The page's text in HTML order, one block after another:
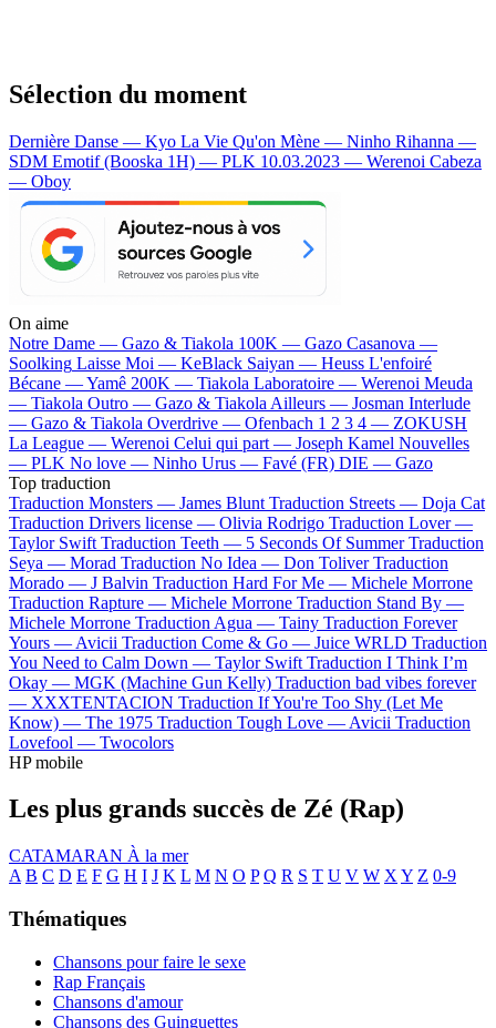
Sélection du moment
Dernière Danse — Kyo La Vie Qu'on Mène — Ninho Rihanna —
SDM Emotif (Booska 1H) — PLK 10.03.2023 — Werenoi Cabeza
— Oboy
On aime
Notre Dame — Gazo & Tiakola 100K — Gazo Casanova —
Soolking Laisse Moi — KeBlack Saiyan — Heuss L'enfoiré
Bécane —Yamê 200K — Tiakola Laboratoire — Werenoi Meuda
— Tiakola Outro — Gazo & Tiakola Ailleurs — Josman Interlude
— Gazo & Tiakola Overdrive — Ofenbach 1 2 3 4 — ZOKUSH
La League — Werenoi Celui qui part — Joseph Kamel Nouvelles
— PLK No love — Ninho Urus — Favé (FR) DIE — Gazo
Top traduction
Traduction Monsters — James Blunt Traduction Streets — Doja Cat
Traduction Drivers license — Olivia Rodrigo Traduction Lover —
Taylor Swift Traduction Teeth — 5 Seconds Of Summer Traduction
Seya — Morad Traduction No Idea — Don Toliver Traduction
Morado — J Balvin Traduction Hard For Me — Michele Morrone
Traduction Rapture — Michele Morrone Traduction Stand By —
Michele Morrone Traduction Agua — Tainy Traduction Forever
Yours — Avicii Traduction Come & Go — Juice WRLD Traduction
You Need to Calm Down — Taylor Swift Traduction I Think I’m
Okay — MGK (Machine Gun Kelly) Traduction bad vibes forever
— XXXTENTACION Traduction If You're Too Shy (Let Me
Know) — The 1975 Traduction Tough Love — Avicii Traduction
Lovefool — Twocolors
HP mobile
Les plus grands succès de Zé (Rap)
CATAMARAN À la mer
A B C D E F G H I J K L M N O P Q R S T U V W X Y Z 0-9
Thématiques
Chansons pour faire le sexe
Rap Français
Chansons d'amour
Chansons des Guinguettes